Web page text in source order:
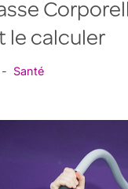
le calculer
Santé